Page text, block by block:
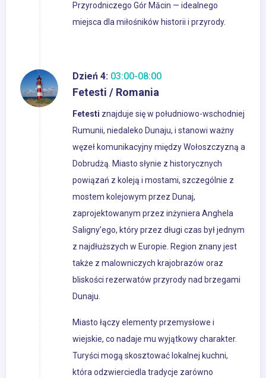
Przyrodniczego Gór Măcin — idealnego
miejsca dla miłośników historii i przyrody.
Dzień 4: 03:00-08:00
Fetesti / Romania
Fetesti znajduje się w południowo-wschodniej
Rumunii, niedaleko Dunaju, i stanowi ważny
węzeł komunikacyjny między Wołoszczyzną a
Dobrudżą. Miasto słynie z historycznych
powiązań z koleją i mostami, szczególnie z
mostem kolejowym przez Dunaj,
zaprojektowanym przez inżyniera Anghela
Saligny’ego, który przez długi czas był jednym
z najdłuższych w Europie. Region znany jest
także z malowniczych krajobrazów oraz
bliskości rezerwatów przyrody nad brzegami
Dunaju.
Miasto łączy elementy przemysłowe i
wiejskie, co nadaje mu wyjątkowy charakter.
Turyści mogą skosztować lokalnej kuchni,
która odzwierciedla tradycje zarówno